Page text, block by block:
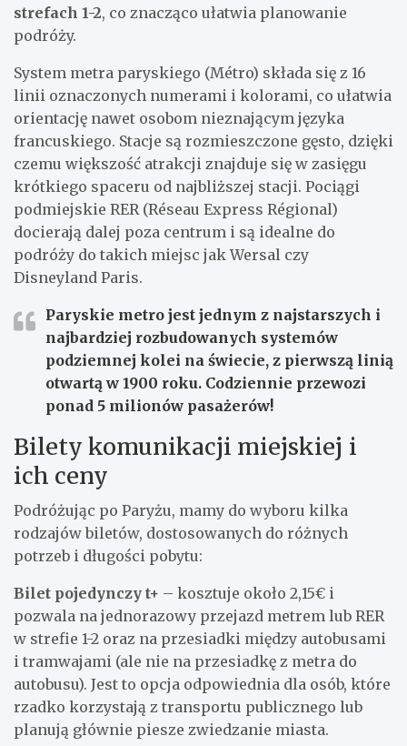
strefach 1-2, co znacząco ułatwia planowanie
podróży.
System metra paryskiego (Métro) składa się z 16
linii oznaczonych numerami i kolorami, co ułatwia
orientację nawet osobom nieznającym języka
francuskiego. Stacje są rozmieszczone gęsto, dzięki
czemu większość atrakcji znajduje się w zasięgu
krótkiego spaceru od najbliższej stacji. Pociągi
podmiejskie RER (Réseau Express Régional)
docierają dalej poza centrum i są idealne do
podróży do takich miejsc jak Wersal czy
Disneyland Paris.
Paryskie metro jest jednym z najstarszych i
najbardziej rozbudowanych systemów
podziemnej kolei na świecie, z pierwszą linią
otwartą w 1900 roku. Codziennie przewozi
ponad 5 milionów pasażerów!
Bilety komunikacji miejskiej i
ich ceny
Podróżując po Paryżu, mamy do wyboru kilka
rodzajów biletów, dostosowanych do różnych
potrzeb i długości pobytu:
Bilet pojedynczy t+ – kosztuje około 2,15€ i
pozwala na jednorazowy przejazd metrem lub RER
w strefie 1-2 oraz na przesiadki między autobusami
i tramwajami (ale nie na przesiadkę z metra do
autobusu). Jest to opcja odpowiednia dla osób, które
rzadko korzystają z transportu publicznego lub
planują głównie piesze zwiedzanie miasta.